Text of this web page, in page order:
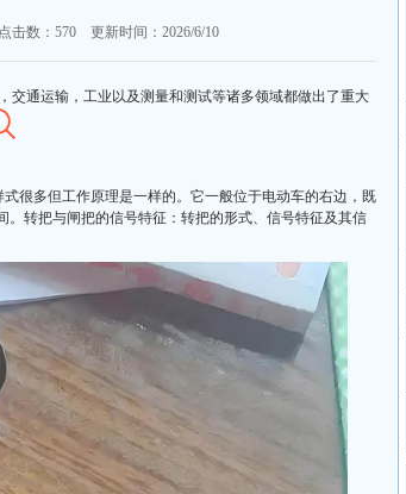
击数： 570 更新时间：2026/6/10
交通运输，工业以及测量和测试等诸多领域都做出了重大
很多但工作原理是一样的。它一般位于电动车的右边，既
转把与闸把的信号特征：转把的形式、信号特征及其信